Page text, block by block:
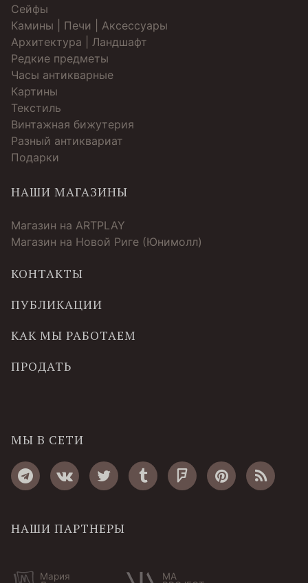
Cейфы
Камины | Печи | Аксессуары
Архитектура | Ландшафт
Редкие предметы
Часы антикварные
Картины
Текстиль
Винтажная бижутерия
Разный антиквариат
Подарки
НАШИ МАГАЗИНЫ
Магазин на ARTPLAY
Магазин на Новой Риге (Юнимолл)
КОНТАКТЫ
ПУБЛИКАЦИИ
КАК МЫ РАБОТАЕМ
ПРОДАТЬ
МЫ В СЕТИ
НАШИ ПАРТНЕРЫ
Мария
MA